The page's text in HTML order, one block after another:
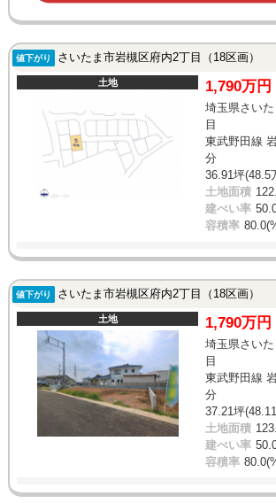
値下がり さいたま市岩槻区府内2丁目（18区画）
土地 1,790万円
埼玉県さい
目
東武野田線
分
36.91坪(48.5
土地面積
建ぺい率
容積率
値下がり さいたま市岩槻区府内2丁目（18区画）
土地 1,790万円
埼玉県さい
目
東武野田線
分
37.21坪
土地面積
建ぺい率
容積率